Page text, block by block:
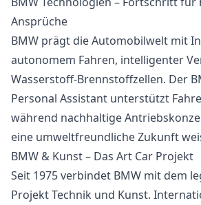
Ansprüche
BMW prägt die Automobilwelt mit
autonomem Fahren, intelligenter
Wasserstoff-Brennstoffzellen. Der
Personal Assistant unterstützt
während nachhaltige
eine umweltfreundliche Zukunft
BMW & Kunst – Das Art Car Projekt
Seit 1975 verbindet BMW mit dem
Projekt Technik und Kunst.